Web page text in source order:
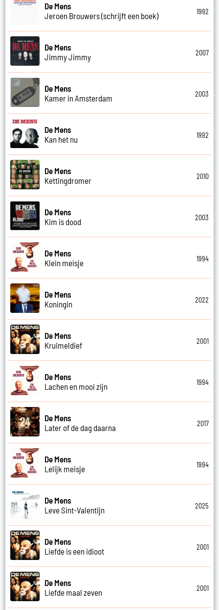
De Mens
Jeroen Brouwers (schrijft een boek)
1992
De Mens
Jimmy Jimmy
2007
De Mens
Kamer in Amsterdam
2003
De Mens
Kan het nu
1992
De Mens
Kettingdromer
2010
De Mens
Kim is dood
2003
De Mens
Klein meisje
1994
De Mens
Koningin
2022
De Mens
Kruimeldief
2001
De Mens
Lachen en mooi zijn
1994
De Mens
Later of de dag daarna
2017
De Mens
Lelijk meisje
1994
De Mens
Leve Sint-Valentijn
2025
De Mens
Liefde is een idioot
2001
De Mens
Liefde maal zeven
2001